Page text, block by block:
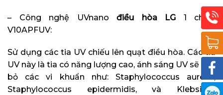
– Công nghệ UVnano điều hòa LG 1 chiều
V10APFUV:
Sử dụng các tia UV chiếu lên quạt điều hòa. Các tia
UV này là tia có năng lượng cao, ánh sáng UV sẽ loại
bỏ các vi khuẩn như: Staphylococcus aureus,
Staphylococcus epidermidis, và Klebsiella